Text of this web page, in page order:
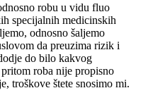
robu u vidu fluo
specijalnih medicinskih
odnosno šaljemo
da preuzima rizik i
do bilo kakvog
roba nije propisno
troškove štete snosimo mi.